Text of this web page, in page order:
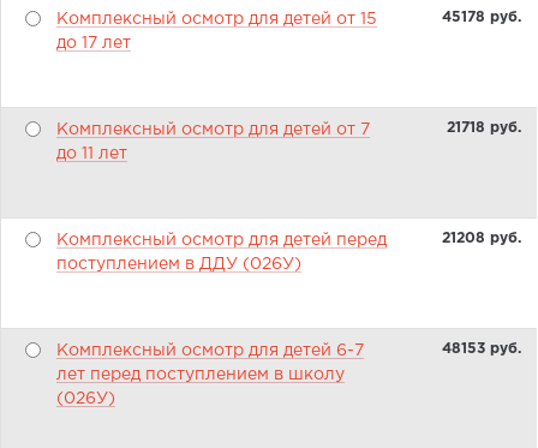
Комплексный осмотр для детей от 15
до 17 лет
45178 pуб.
Комплексный осмотр для детей от 7
до 11 лет
21718 pуб.
Комплексный осмотр для детей перед
поступлением в ДДУ (026У)
21208 pуб.
Комплексный осмотр для детей 6-7
лет перед поступлением в школу
(026У)
48153 pуб.